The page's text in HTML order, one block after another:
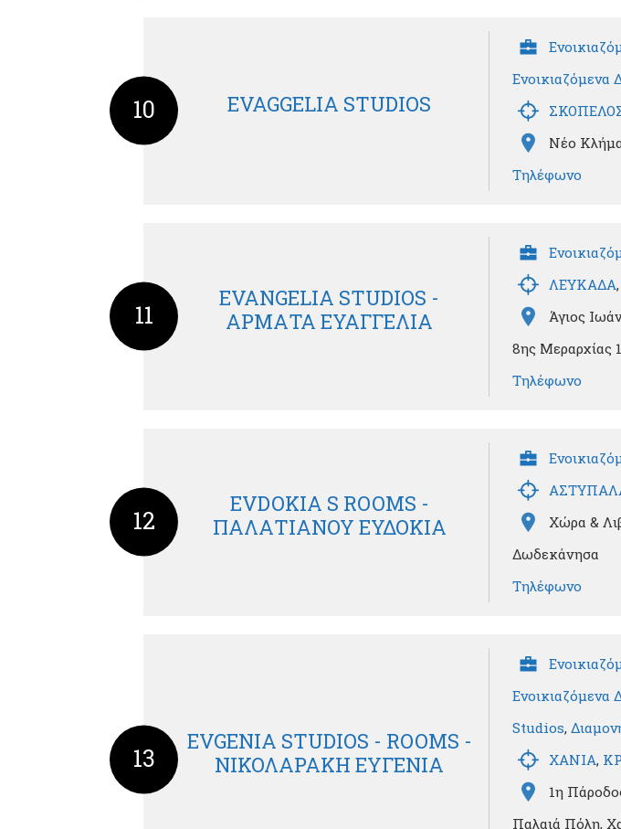
10 EVAGGELIA STUDIOS
Ενοικιαζόμενα
Νέο
Τηλέφωνο
11
EVANGELIA STUDIOS -
ΑΡΜΑΤΑ ΕΥΑΓΓΕΛΙΑ
ΛΕΥΚΑΔΑ,
Άγιος
8ης Μεραρχίας
Τηλέφωνο
12
EVDOKIA S ROOMS -
ΠΑΛΑΤΙΑΝΟΥ ΕΥΔΟΚΙΑ
Χώρα &
Δωδεκάνησα
Τηλέφωνο
13
EVGENIA STUDIOS - ROOMS -
ΝΙΚΟΛΑΡΑΚΗ ΕΥΓΕΝΙΑ
Ενοικιαζόμενα
Studios,
ΧΑΝΙΑ,
1η
Παλαιά Πόλη,